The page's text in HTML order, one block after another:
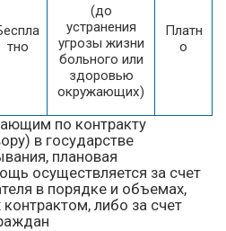
тно
(до
устранения
угрозы жизни
больного или
здоровью
окружающих)
Платн
о
по контракту
в государстве
плановая
осуществляется за счет
в порядке и объемах,
либо за счет